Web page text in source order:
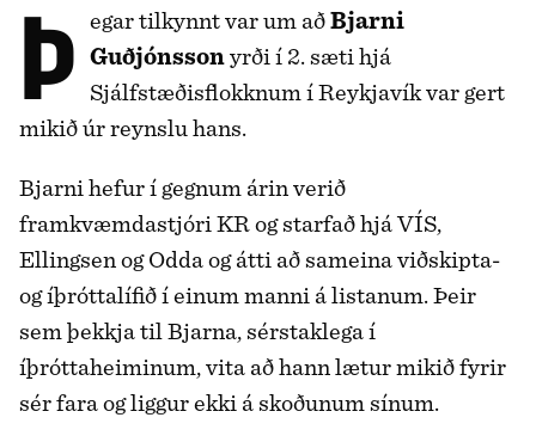
Þegar tilkynnt var um aðBjarni
Guðjónssonyrði í 2. sæti hjá
Sjálfstæðisflokknum í Reykjavík var gert
mikið úr reynslu hans.
Bjarni hefur í gegnum árin verið
framkvæmdastjóri KR og starfað hjá VÍS,
Ellingsen og Odda og átti að sameina viðskipta-
og íþróttalífið í einum manni á listanum. Þeir
sem þekkja til Bjarna, sérstaklega í
íþróttaheiminum, vita að hann lætur mikið fyrir
sér fara og liggur ekki á skoðunum sínum.